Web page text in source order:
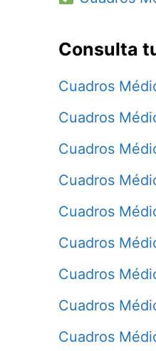
Consulta
Cuadros
Cuadros
Cuadros
Cuadros
Cuadros
Cuadros
Cuadros
Cuadros
Cuadros